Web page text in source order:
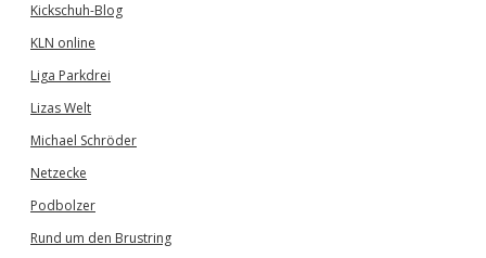
Kickschuh-Blog
KLN online
Liga Parkdrei
Lizas Welt
Michael Schröder
Netzecke
Podbolzer
Rund um den Brustring